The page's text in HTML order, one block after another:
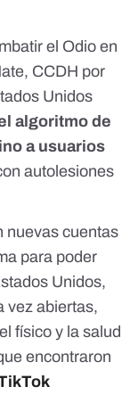
el Odio en
CCDH por
Unidos
algoritmo de
a usuarios
autolesiones
nuevas cuentas
para poder
Unidos,
vez abiertas,
físico y la salud
encontraron